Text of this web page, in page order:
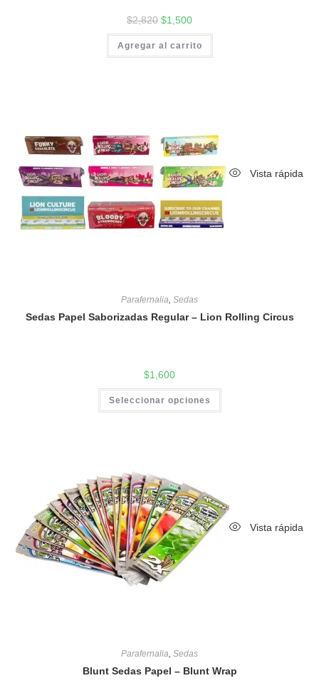
$2,820 $1,500
Agregar al carrito
Vista rápida
Parafernalia, Sedas
Sedas Papel Saborizadas Regular – Lion Rolling Circus
$1,600
Seleccionar opciones
Vista rápida
Parafernalia, Sedas
Blunt Sedas Papel – Blunt Wrap